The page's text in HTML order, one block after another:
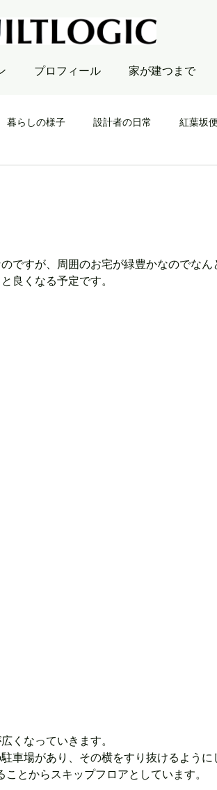
プロフィール 家が建つまで
暮らしの様子 設計者の日常 紅葉坂
ですが、周囲のお宅が緑豊かなのでな
良くなる予定です。
くなっていきます。
車場があり、その横をすり抜けるように
とからスキップフロアとしています。